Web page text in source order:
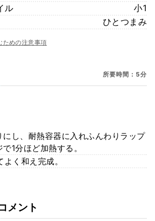
ル
小1
ひとつまみ
ための注意事項
所要時間：5分
にし、耐熱容器に入れふんわりラップ
1分ほど加熱する。
く和え完成。
メント